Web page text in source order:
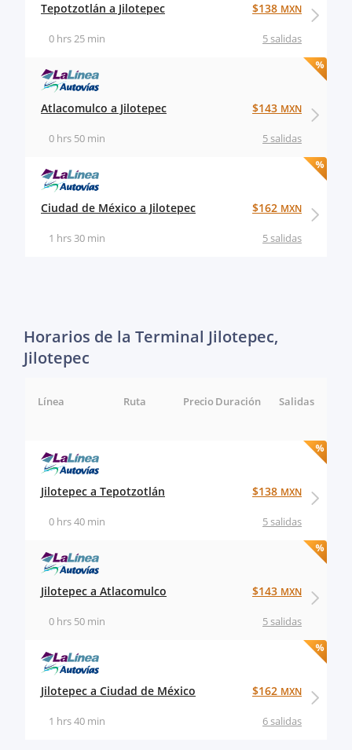
Tepotzotlán a Jilotepec
5 salidas
0 hrs 25 min
$138 MXN
Atlacomulco a Jilotepec
5 salidas
0 hrs 50 min
$143 MXN
Ciudad de México a Jilotepec
5 salidas
1 hrs 30 min
$162 MXN
Horarios de la Terminal Jilotepec,
Jilotepec
Línea Ruta Salidas
Duración
Precio
Jilotepec a Tepotzotlán
5 salidas
0 hrs 40 min
$138 MXN
Jilotepec a Atlacomulco
5 salidas
0 hrs 50 min
$143 MXN
Jilotepec a Ciudad de México
6 salidas
1 hrs 40 min
$162 MXN